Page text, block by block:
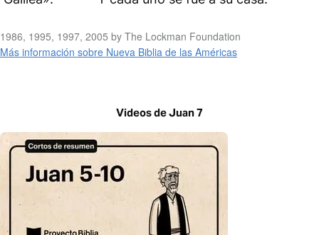
1986, 1995, 1997, 2005 by The Lockman Foundation
Más información sobre Nueva Biblia de las Américas
Videos de Juan 7